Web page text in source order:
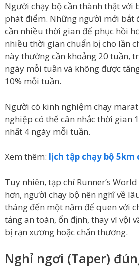
Người chạy bộ cần thành thật với
phát điểm. Những người mới bắt
cần nhiều thời gian để phục hồi
nhiều thời gian chuẩn bị cho lần
này thường cần khoảng 20 tuần,
ngày mỗi tuần và không được
10% mỗi tuần.
Người có kinh nghiệm chạy
nghiệp có thể cân nhắc thời gian
nhất 4 ngày mỗi tuần.
Xem thêm: lịch tập chạy bộ
Tuy nhiên, tạp chí Runner’s
hơn, người chạy bộ nên nghĩ về
tháng đến một năm để quen với
tảng an toàn, ổn định, thay vì vội
bị rạn xương hoặc chấn thương.
Nghỉ ngơi (Taper)